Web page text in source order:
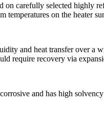
on carefully selected highly
temperatures on the heater
and heat transfer over a
require recovery via
and has high